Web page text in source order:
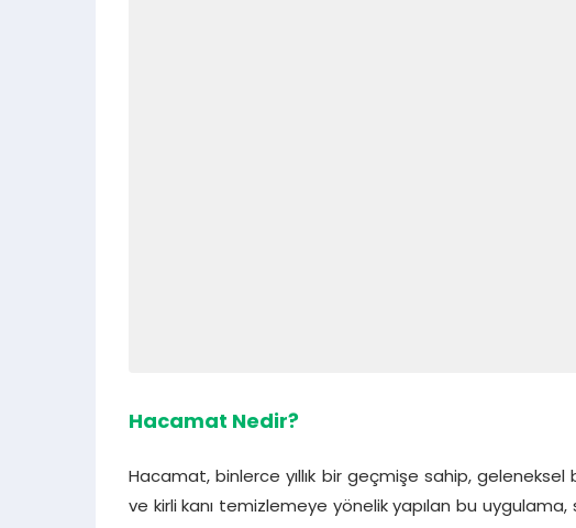
Hacamat Nedir?
Hacamat, binlerce yıllık bir geçmişe sahip,
ve kirli kanı temizlemeye yönelik yapılan bu uygulama,